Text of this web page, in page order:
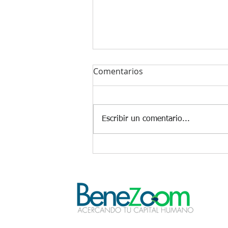
Comentarios
Escribir un comentario...